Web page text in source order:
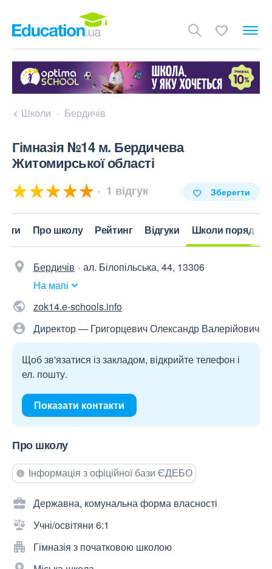
Школи Бердичів
Гімназія №14 м. Бердичева
Житомирської області
1 відгук Зберегти
Про школу Рейтинг Відгуки Школи поряд
Бердичів
ал. Білопільська, 44, 13306
На мапі
zok14.e-schools.info
Директор — Григорцевич Олександр Валерійович
Щоб зв'язатися із закладом, відкрийте телефон і
ел. пошту.
Показати контакти
Про школу
Інформація з офіційної бази ЄДЕБО
Державна, комунальна форма власності
Учні/освітяни 6:1
Гімназія з початковою школою